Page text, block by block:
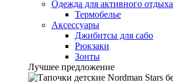
Одежда для активного отдыха
Термобелье
Аксессуары
Джибитсы для сабо
Рюкзаки
Зонты
Лучшее предложение